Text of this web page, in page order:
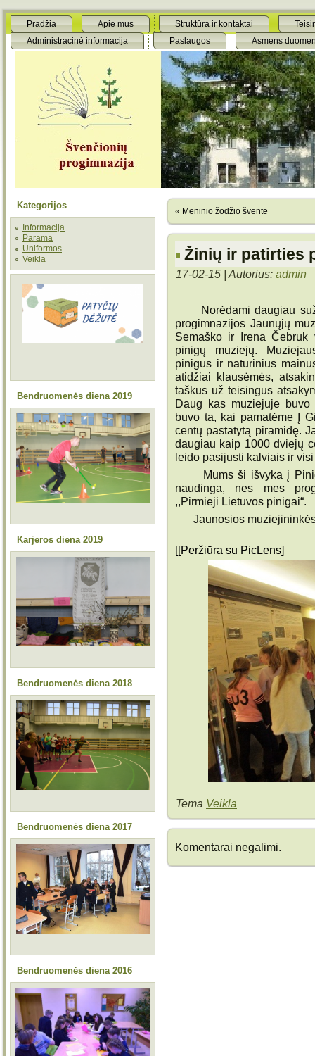
Pradžia Apie mus Struktūra ir kontaktai
Administracinė informacija
Paslaugos Asmens
Kategorijos
Informacija
Parama
Uniformos
Veikla
Bendruomenės diena 2019
Karjeros diena 2019
Bendruomenės diena 2018
Bendruomenės diena 2017
Bendruomenės diena 2016
« Meninio žodžio šventė
Žinių ir patirties
17-02-15 | Autorius: admin
Norėdami daugiau
progimnazijos Jaunųjų
Semaško ir Irena
pinigų muziejų.
pinigus ir natūrinius
atidžiai klausėmės,
taškus už teisingus
Daug kas muziejuje
buvo ta, kai pamatėme Į
centų pastatytą piramidę.
daugiau kaip 1000 dviejų
leido pasijusti kalviais ir
Mums ši išvyka į
naudinga, nes mes
,,Pirmieji Lietuvos pinigai“.
Jaunosios
[[Peržiūra su PicLens]
Tema Veikla
Komentarai negalimi.